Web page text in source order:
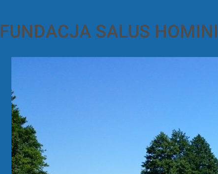
FUNDACJA SALUS HOMINI